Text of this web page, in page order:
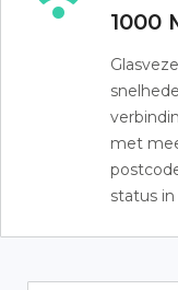
1000
met
status in